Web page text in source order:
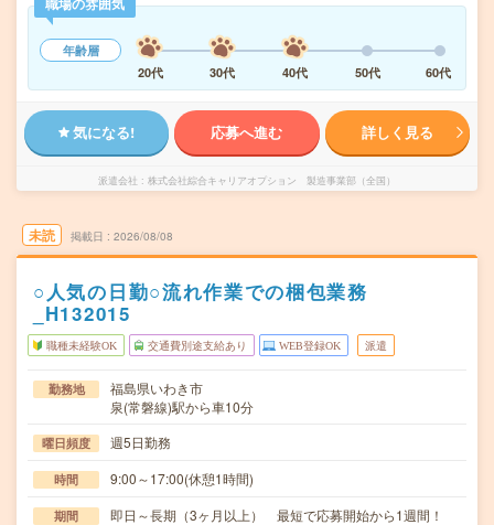
年齢層
20代
30代 40代 50代 60代
気になる! 応募へ進む 詳しく見る
派遣会社 株式会社綜合キャリアオプション 製造事業部（全国）
未読 掲載日 2026/08/08
○人気の日勤○流れ作業での梱包業務
_H132015
職種未経験OK 交通費別途支給あり WEB登録OK 派遣
勤務地
福島県いわき市
泉(常磐線)駅から車10分
曜日頻度 週5日勤務
時間 9:00～17:00(休憩1時間)
期間 即日～長期（3ヶ月以上） 最短で応募開始から1週間！